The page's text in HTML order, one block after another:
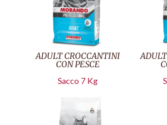
ADULT CROCCANTINI
CON PESCE
Sacco 7 Kg